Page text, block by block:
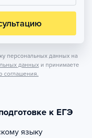
персональных данных на
данных и принимаете
соглашения.
к ЕГЭ
языку